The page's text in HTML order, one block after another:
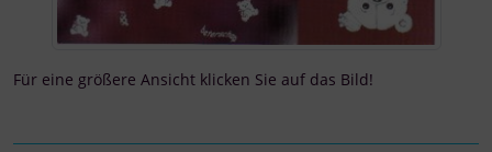
Für eine größere Ansicht klicken Sie auf das Bild!